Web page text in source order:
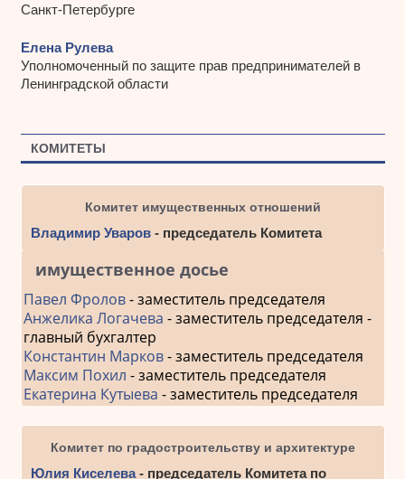
Санкт-Петербурге
Елена Рулева
Уполномоченный по защите прав предпринимателей в
Ленинградской области
КОМИТЕТЫ
Комитет имущественных отношений
Владимир Уваров- председатель Комитета
имущественное досье
Павел Фролов- заместитель председателя
Анжелика Логачева - заместитель председателя -
главный бухгалтер
Константин Марков- заместитель председателя
Максим Похил - заместитель председателя
Екатерина Кутыева - заместитель председателя
Комитет по градостроительству и архитектуре
Юлия Киселева- председатель Комитета по